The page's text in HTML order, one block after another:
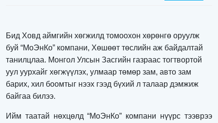
Бид Ховд аймгийн хөгжилд томоохон хөрөнгө оруулж
буй “МоЭнКо” компани, Хөшөөт төслийн аж байдалтай
танилцлаа. Монгол Улсын Засгийн газраас тогтвортой
уул уурхайг хөгжүүлэх, улмаар төмөр зам, авто зам
барих, хил боомтыг нээх гээд бүхий л талаар дэмжиж
байгаа билээ.
Ийм таатай нөхцөлд “МоЭнКо” компани нүүрс тээврээ